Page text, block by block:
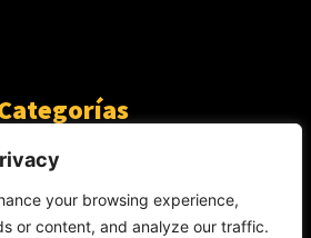
your browsing experience,
or content, and analyze our traffic.
ARTÍCULOS
GUANTE DE SEDA
DE LA PALABRA
Y YO QUE SÉ
423